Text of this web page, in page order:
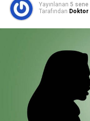
Yayınlanan 5 sene
Tarafından Doktor